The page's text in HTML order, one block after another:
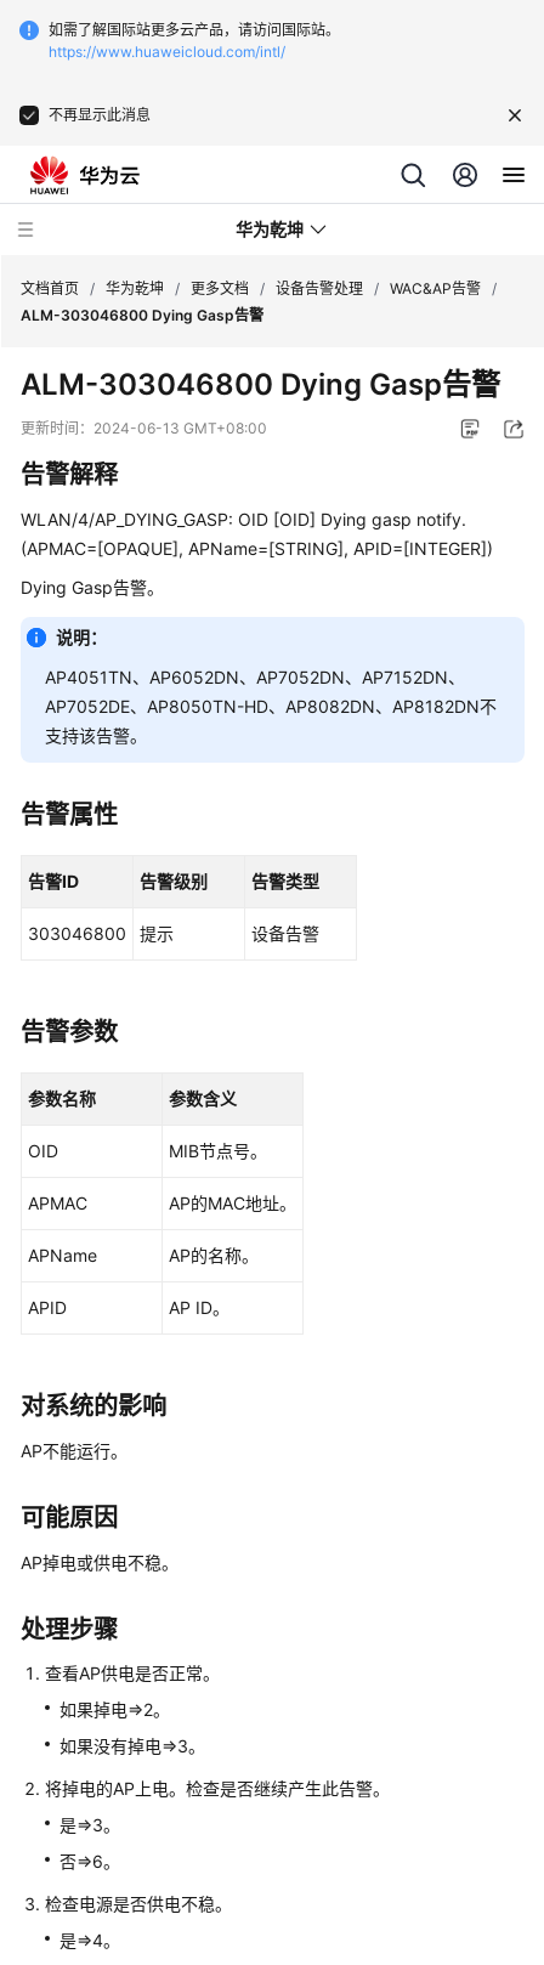
如需了解国际站更多云产品，请访问国际站。
https://www.huaweicloud.com/intl/
不再显示此消息
华为乾坤
全
云
务
云
管
理
络
华
为
乾
解
决
案
华
坤
APP
华
乾
租
公
操
华
为
乾
MSP
操
作
多
文
规
清
单
介
绍
文档首页 / 华为乾坤 / 更多文档 / 设备告警处理 / WAC&AP告警 /
ALM-303046800 Dying Gasp告警
ALM-303046800 Dying Gasp告警
更新时间： 2024-06-13 GMT+08:00
告警解释
WLAN/4/AP_DYING_GASP: OID [OID] Dying gasp notify.
(APMAC=[OPAQUE], APName=[STRING], APID=[INTEGER])
Dying Gasp告警。
说明：
AP4051TN、AP6052DN、AP7052DN、AP7152DN、
AP7052DE、AP8050TN-HD、AP8082DN、AP8182DN不
支持该告警。
告警属性
告警ID 告警级别 告警类型
303046800 提示 设备告警
告警参数
参数名称 参数含义
OID MIB节点号。
APMAC AP的MAC地址。
APName AP的名称。
APID AP ID。
对系统的影响
AP不能运行。
可能原因
AP掉电或供电不稳。
处理步骤
查看AP供电是否正常。
如果掉电=>2。
如果没有掉电=>3。
将掉电的AP上电。检查是否继续产生此告警。
是=>3。
否=>6。
检查电源是否供电不稳。
是=>4。